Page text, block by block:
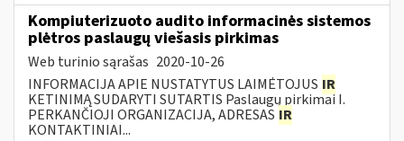
Kompiuterizuoto audito informacinės sistemos
plėtros paslaugų viešasis pirkimas
Web turinio sąrašas 2020-10-26
INFORMACIJA APIE NUSTATYTUS LAIMĖTOJUS IR
KETINIMĄ SUDARYTI SUTARTIS Paslaugų pirkimai I.
PERKANČIOJI ORGANIZACIJA, ADRESAS IR
KONTAKTINIAI...